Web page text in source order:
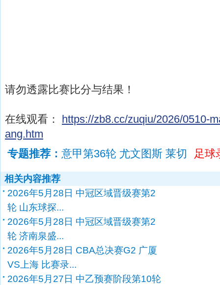
请勿透露比赛比分与结果！
在线观看： https://zb8.cc/zuqiu/2026/0510-
ang.htm
专题推荐： 意甲第36轮 尤文图斯 莱切 足球
相关内容推荐
2026年5月28日 中冠区域晋级赛第2
轮 山东球探...
2026年5月28日 中冠区域晋级赛第2
轮 济南泉盛...
2026年5月28日 CBA总决赛G2 广厦
VS上海 比赛录...
2026年5月27日 中乙预赛阶段第10轮